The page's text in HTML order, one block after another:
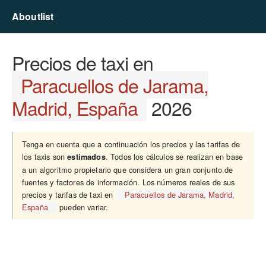
Aboutlist
Precios de taxi en
Paracuellos de Jarama,
Madrid, España 2026
Tenga en cuenta que a continuación los precios y las tarifas de
los taxis sonestimados. Todos los cálculos se realizan en base
a un algoritmo propietario que considera un gran conjunto de
fuentes y factores de información. Los números reales de sus
precios y tarifas de taxi en
Paracuellos de Jarama, Madrid,
España
pueden variar.